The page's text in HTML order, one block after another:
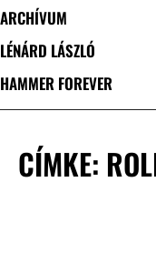
ARCHÍVUM
LÉNÁRD LÁSZLÓ
HAMMER FOREVER
CÍMKE: